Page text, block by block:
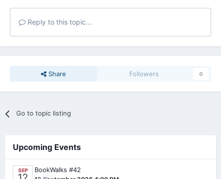
Reply to this topic...
Share Followers 0
Go to topic listing
Upcoming Events
SEP BookWalks #42